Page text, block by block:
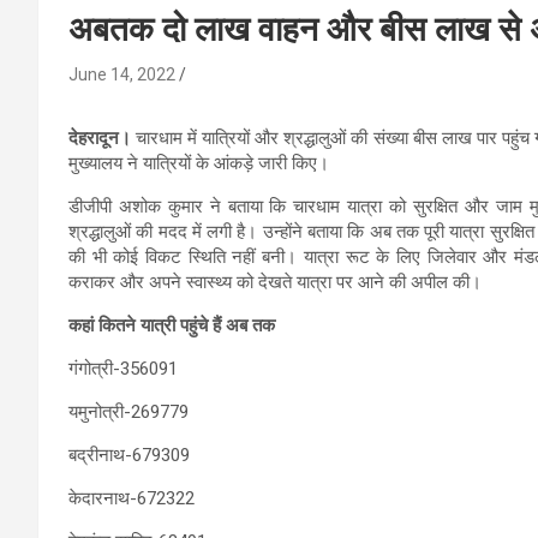
अबतक दो लाख वाहन और बीस लाख से
June 14, 2022
देहरादून। चारधाम में यात्रियों और श्रद्धालुओं की संख्या बीस लाख पार
मुख्यालय ने यात्रियों के आंकड़े जारी किए।
डीजीपी अशोक कुमार ने बताया कि चारधाम यात्रा को सुरक्षित और
श्रद्धालुओं की मदद में लगी है। उन्होंने बताया कि अब तक पूरी यात्रा
की भी कोई विकट स्थिति नहीं बनी। यात्रा रूट के लिए जिलेवार और
कराकर और अपने स्वास्थ्य को देखते यात्रा पर आने की अपील की।
कहां कितने यात्री पहुंचे हैं अब तक
गंगोत्री-356091
यमुनोत्री-269779
बद्रीनाथ-679309
केदारनाथ-672322